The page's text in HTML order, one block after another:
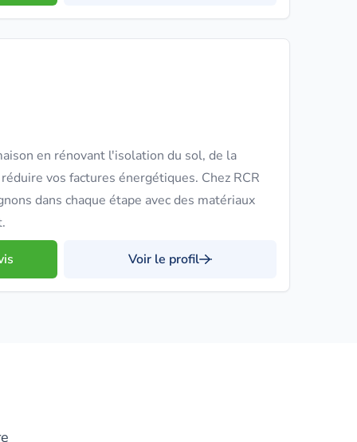
en rénovant l'isolation du sol, de la
vos factures énergétiques. Chez RCR
dans chaque étape avec des matériaux
Voir le profil